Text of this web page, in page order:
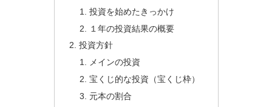
投資を始めたきっかけ
１年の投資結果の概要
投資方針
メインの投資
宝くじ的な投資（宝くじ枠）
元本の割合